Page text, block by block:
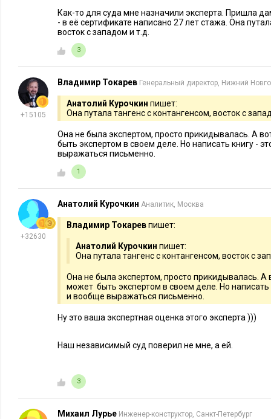
Фото: @uliyana.spb
МАРКЕТИНГ 10085 2
Как эксперту написать книгу,
Как-то для суда мне назначили эксперта. Пришла
- в её сертификате написано 27 лет стажа. Она
восток с западом и т.д.
3
+15105
Владимир Токарев Генеральный директор, Нижний
Анатолий Курочкин пишет:
Она путала тангенс с контангенсом, восток с
Она не была экспертом, просто прикидывалась. А
быть экспертом в своем деле. Но написать книгу -
выражаться письменно.
1
+32630
Анатолий Курочкин Аналитик, Москва
Владимир Токаревпишет:
Анатолий Курочкин пишет:
Она путала тангенс с контангенсом, восток с
Она не была экспертом, просто прикидывалась. А
может быть экспертом в своем деле. Но
и вообще выражаться письменно.
Ну это ваша экспертная оценка этого эксперта )))
Наш независимый суд поверил не мне, а ей.
3
Михаил Лурье Инженер-конструктор, Санкт-Петербург